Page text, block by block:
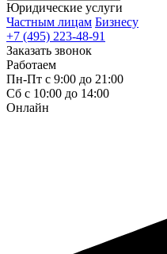
Юридические услуги
Частным лицам Бизнесу
+7 (495) 223-48-91
Заказать звонок
Работаем
Пн-Пт с 9:00 до 21:00
Сб с 10:00 до 14:00
Онлайн